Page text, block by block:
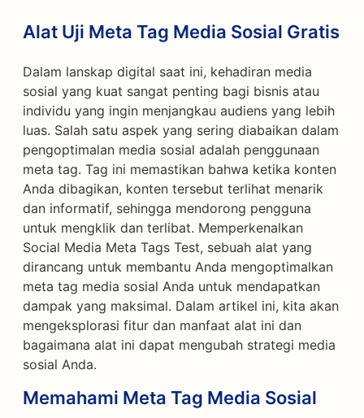
Alat Uji Meta Tag Media Sosial Gratis
Dalam lanskap digital saat ini, kehadiran media
sosial yang kuat sangat penting bagi bisnis atau
individu yang ingin menjangkau audiens yang lebih
luas. Salah satu aspek yang sering diabaikan dalam
pengoptimalan media sosial adalah penggunaan
meta tag. Tag ini memastikan bahwa ketika konten
Anda dibagikan, konten tersebut terlihat menarik
dan informatif, sehingga mendorong pengguna
untuk mengklik dan terlibat. Memperkenalkan
Social Media Meta Tags Test, sebuah alat yang
dirancang untuk membantu Anda mengoptimalkan
meta tag media sosial Anda untuk mendapatkan
dampak yang maksimal. Dalam artikel ini, kita akan
mengeksplorasi fitur dan manfaat alat ini dan
bagaimana alat ini dapat mengubah strategi media
sosial Anda.
Memahami Meta Tag Media Sosial